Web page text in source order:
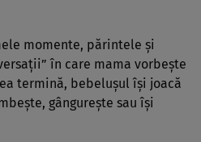
momente, părintele şi
în care mama vorbeşte
termină, bebeluşul îşi joacă
gângureşte sau îşi